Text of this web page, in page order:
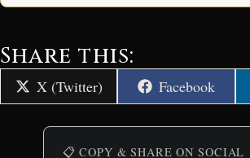
Share this:
Share
on
X (Twitter) Share
on
Facebook
📋 COPY & SHARE ON SOCIAL